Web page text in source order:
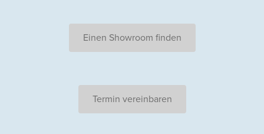
Einen Showroom finden
Termin vereinbaren